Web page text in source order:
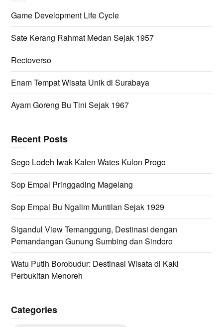
Game Development Life Cycle
Sate Kerang Rahmat Medan Sejak 1957
Rectoverso
Enam Tempat Wisata Unik di Surabaya
Ayam Goreng Bu Tini Sejak 1967
Recent Posts
Sego Lodeh Iwak Kalen Wates Kulon Progo
Sop Empal Pringgading Magelang
Sop Empal Bu Ngalim Muntilan Sejak 1929
Sigandul View Temanggung, Destinasi dengan
Pemandangan Gunung Sumbing dan Sindoro
Watu Putih Borobudur: Destinasi Wisata di Kaki
Perbukitan Menoreh
Categories